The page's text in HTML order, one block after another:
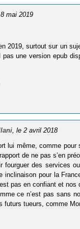
mai 2019
2019, surtout sur un
une version epub
, le 2 avril 2018
lui même, comme
de ne pas s’en
des services
inclinaison pour la
pas en confiant et
ce n’est pas sans
tueurs, comme